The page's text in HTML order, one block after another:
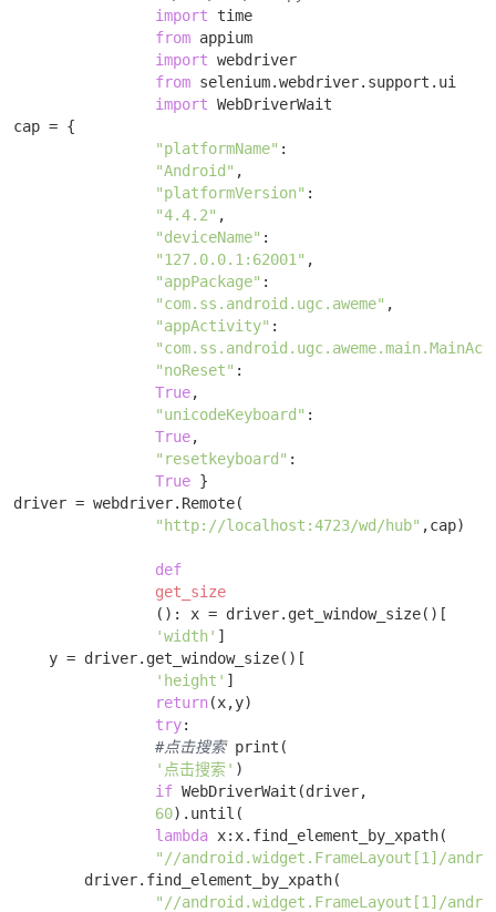
import time
from appium
import webdriver
from selenium.webdriver.support.ui
import WebDriverWait
cap = {
"platformName" :
"Android" ,
"platformVersion" :
"4.4.2" ,
"deviceName" :
"127.0.0.1:62001" ,
"appPackage" :
"com.ss.android.ugc.aweme" ,
"appActivity" :
"noReset" :
True,
"unicodeKeyboard" :
True,
"resetkeyboard" :
True }
driver = webdriver.Remote(
"http://localhost:4723/wd/hub" ,cap)
def
get_size
() :
x = driver.get_window_size()[
'width' ]
    y = driver.get_window_size()[
'height' ]
return(x,y)
try:
#点击搜索 print(
'点击搜索' )
if WebDriverWait(driver,
60).until(
lambda x:x.find_element_by_xpath(
"//android.widget.FrameLayout[1]/
        driver.find_element_by_xpath(
"//android.widget.FrameLayout[1]/